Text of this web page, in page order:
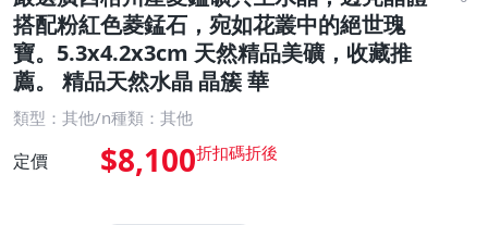
搭配粉紅色菱錳石，宛如花叢中的絕世瑰
寶。5.3x4.2x3cm 天然精品美礦，收藏推
薦。 精品天然水晶 晶簇 華
類型：其他/n種類：其他
定價 $8,100